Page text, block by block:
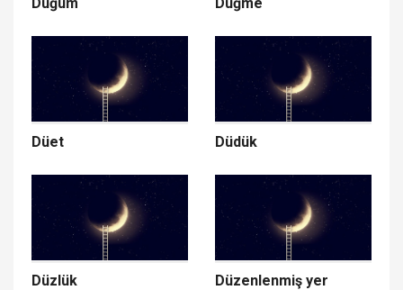
Düet Düdük
Düzlük Düzenlenmiş yer